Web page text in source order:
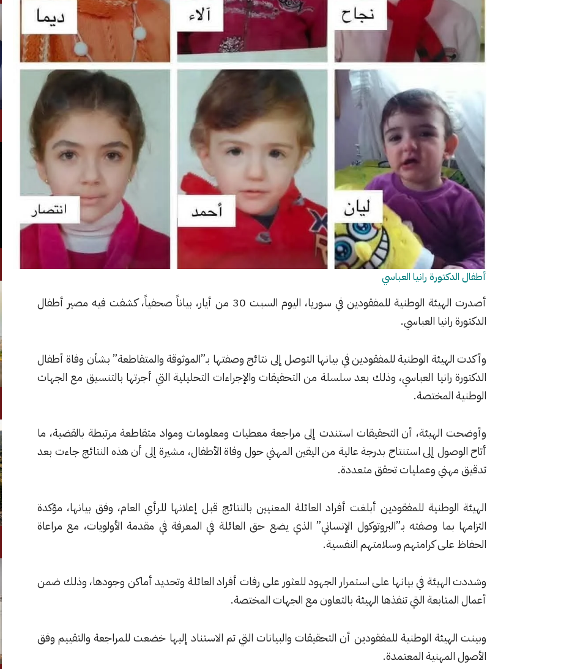
أطفال الدكتورة رانيا العباسي
أصدرت الهيئة الوطنية للمفقودين في سوريا، اليوم السبت 30 من أيار، بياناً صحفياً، كشفت فيه مصير أطفال
الدكتورة رانيا العباسي.
وأكدت الهيئة الوطنية للمفقودين في بيانها التوصل إلى نتائج وصفتها بـ”الموثوقة والمتقاطعة” بشأن وفاة أطفال
الدكتورة رانيا العباسي، وذلك بعد سلسلة من التحقيقات والإجراءات التحليلية التي أجرتها بالتنسيق مع الجهات
الوطنية المختصة.
وأوضحت الهيئة، أن التحقيقات استندت إلى مراجعة معطيات ومعلومات ومواد متقاطعة مرتبطة بالقضية، ما
أتاح الوصول إلى استنتاج بدرجة عالية من اليقين المهني حول وفاة الأطفال، مشيرة إلى أن هذه النتائج جاءت بعد
تدقيق مهني وعمليات تحقق متعددة.
الهيئة الوطنية للمفقودين أبلغت أفراد العائلة المعنيين بالنتائج قبل إعلانها للرأي العام، وفق بيانها، مؤكدة
التزامها بما وصفته بـ”البروتوكول الإنساني” الذي يضع حق العائلة في المعرفة في مقدمة الأولويات، مع مراعاة
الحفاظ على كرامتهم وسلامتهم النفسية.
وشددت الهيئة في بيانها على استمرار الجهود للعثور على رفات أفراد العائلة وتحديد أماكن وجودها، وذلك ضمن
أعمال المتابعة التي تنفذها الهيئة بالتعاون مع الجهات المختصة.
وبينت الهيئة الوطنية للمفقودين أن التحقيقات والبيانات التي تم الاستناد إليها خضعت للمراجعة والتقييم وفق
الأصول المهنية المعتمدة.